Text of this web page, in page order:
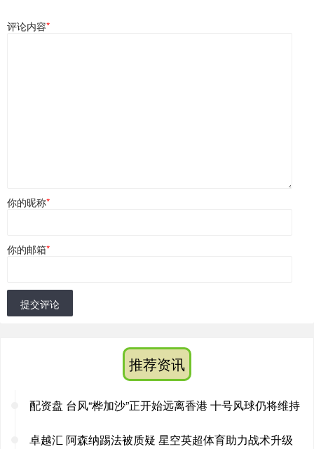
评论内容*
你的昵称*
你的邮箱*
提交评论
推荐资讯
配资盘 台风“桦加沙”正开始远离香港 十号风球仍将维持
卓越汇 阿森纳踢法被质疑 星空英超体育助力战术升级